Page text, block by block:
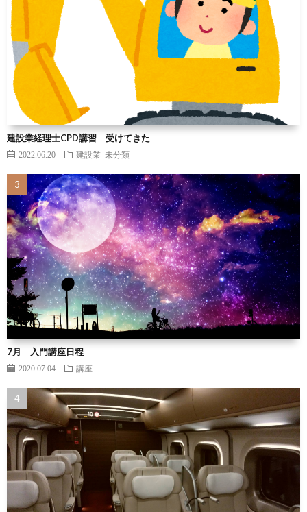
建設業経理士CPD講習 受けてきた
2022.06.20 建設業 未分類
7月 入門講座日程
2020.07.04 講座